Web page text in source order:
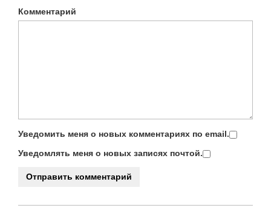
Комментарий
Уведомить меня о новых комментариях по email.
Уведомлять меня о новых записях почтой.